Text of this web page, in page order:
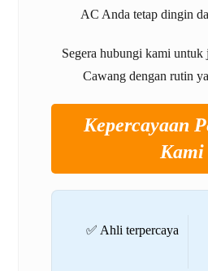
AC Anda tetap dingin
Segera hubungi kami
Cawang dengan rutin
Kepercayaan
Kami
✅ Ahli terpercaya